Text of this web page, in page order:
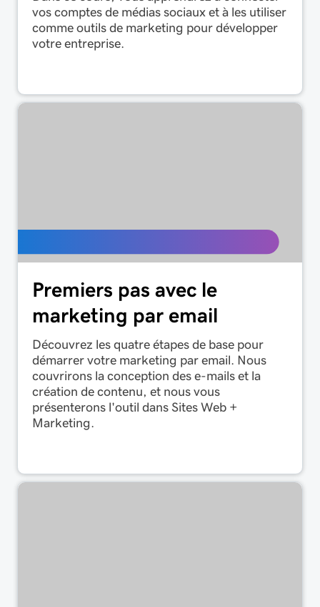
vos comptes de médias sociaux et à les utiliser
comme outils de marketing pour développer
votre entreprise.
Premiers pas avec le
marketing par email
Découvrez les quatre étapes de base pour
démarrer votre marketing par email. Nous
couvrirons la conception des e-mails et la
création de contenu, et nous vous
présenterons l'outil dans Sites Web +
Marketing.